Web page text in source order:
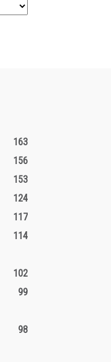
163
156
153
124
117
114
102
99
98